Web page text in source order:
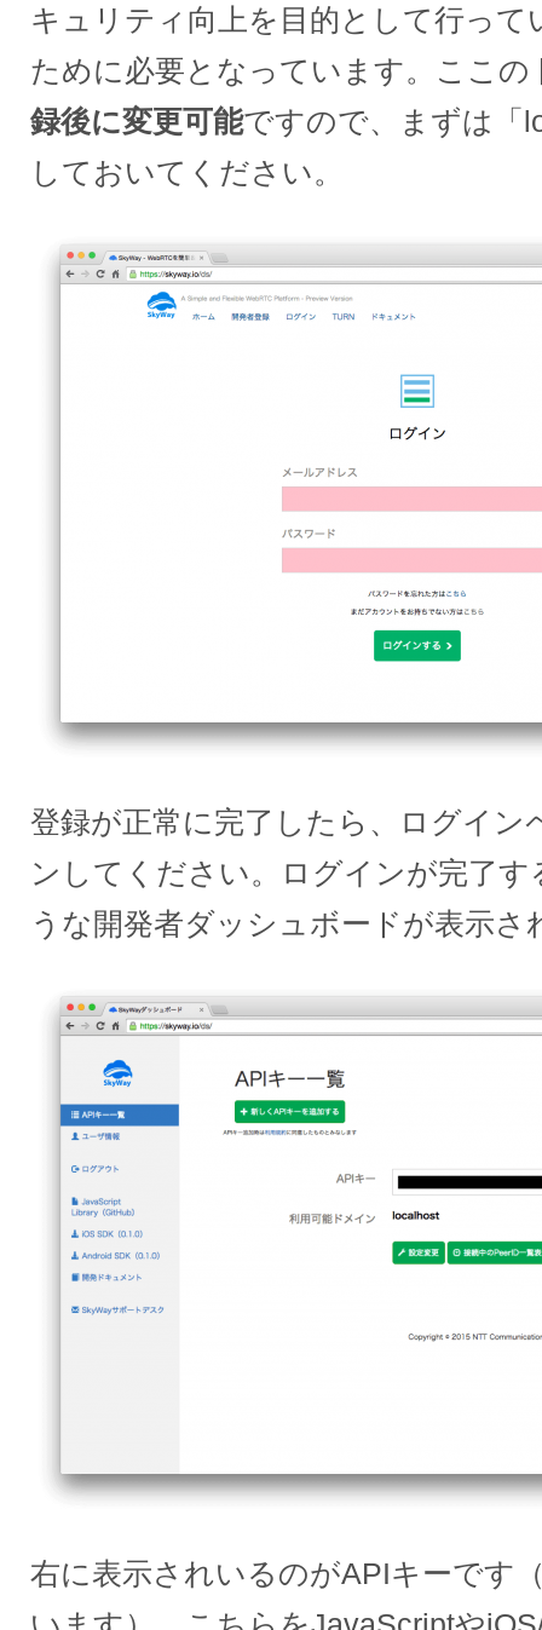
キュリティ向上を目的として行って
ために必要となっています。ここの
録後に変更可能ですので、まずは「
しておいてください。
登録が正常に完了したら、ログイン
ンしてください。ログインが完了す
うな開発者ダッシュボードが表示さ
右に表示されいるのがAPIキーです